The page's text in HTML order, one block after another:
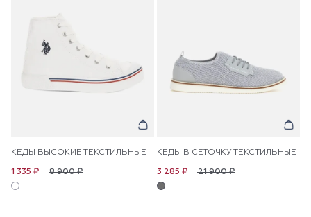
КЕДЫ ВЫСОКИЕ ТЕКСТИЛЬНЫЕ
8 900 ₽
1 335 ₽
КЕДЫ В СЕТОЧКУ ТЕКСТИЛЬНЫЕ
21 900 ₽
3 285 ₽